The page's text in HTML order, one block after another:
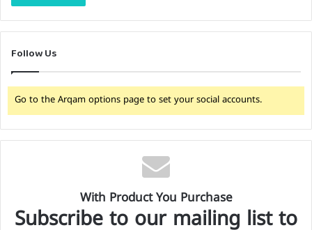
Follow Us
Go to the Arqam options page to set your social accounts.
With Product You Purchase
Subscribe to our mailing list to